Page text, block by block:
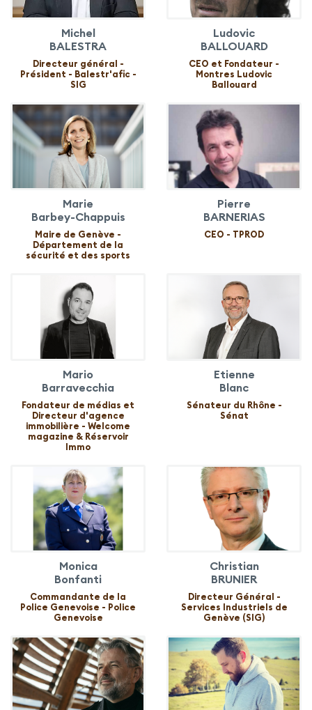
Michel
BALESTRA
Directeur général -
Président - Balestr'afic -
SIG
Ludovic
BALLOUARD
CEO et Fondateur -
Montres Ludovic
Ballouard
Marie
Barbey-Chappuis
Maire de Genève -
Département de la
sécurité et des sports
Pierre
BARNERIAS
CEO - TPROD
Mario
Barravecchia
Fondateur de médias et
Directeur d'agence
immobilière - Welcome
magazine & Réservoir
Immo
Etienne
Blanc
Sénateur du Rhône -
Sénat
Monica
Bonfanti
Commandante de la
Police Genevoise - Police
Genevoise
Christian
BRUNIER
Directeur Général -
Services Industriels de
Genève (SIG)